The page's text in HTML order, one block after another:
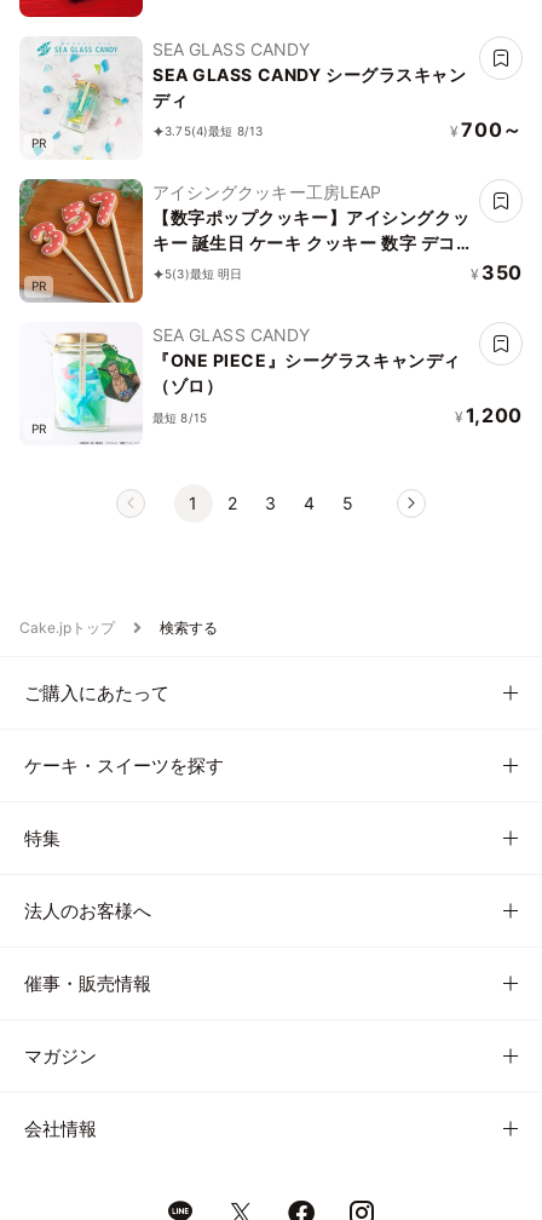
PR
SEA GLASS CANDY
SEA GLASS CANDY シーグラスキャン
ディ
3.75(4)最短 8/13 ¥ 700～
PR
アイシングクッキー工房LEAP
【数字ポップクッキー】アイシングクッ
キー 誕生日 ケーキ クッキー 数字 デコ
レーションケーキ オリジナルケーキ か
5(3)最短 明日 ¥ 350
PR
SEA GLASS CANDY
『ONE PIECE』シーグラスキャンディ
（ゾロ）
最短 8/15 ¥ 1,200
1 2 3 4 5
Cake.jpトップ 検索する
ご購入にあたって
ケーキ・スイーツを探す
特集
法人のお客様へ
催事・販売情報
マガジン
会社情報